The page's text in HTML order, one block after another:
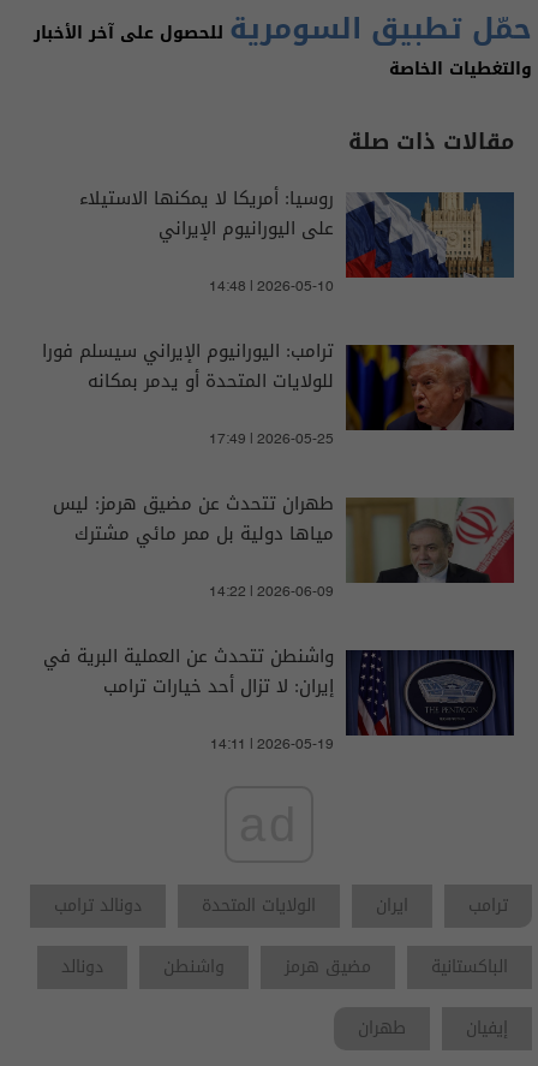
حمّل تطبيق السومرية للحصول على آخر الأخبار
والتغطيات الخاصة
مقالات ذات صلة
روسيا: أمريكا لا يمكنها الاستيلاء
على اليورانيوم الإيراني
14:48 | 2026-05-10
ترامب: اليورانيوم الإيراني سيسلم فورا
للولايات المتحدة أو يدمر بمكانه
17:49 | 2026-05-25
طهران تتحدث عن مضيق هرمز: ليس
مياها دولية بل ممر مائي مشترك
14:22 | 2026-06-09
واشنطن تتحدث عن العملية البرية في
إيران: لا تزال أحد خيارات ترامب
14:11 | 2026-05-19
ترامب ايران الولايات المتحدة
دونالد ترامب
الباكستانية
مضيق هرمز واشنطن
دونالد
إيفيان
طهران